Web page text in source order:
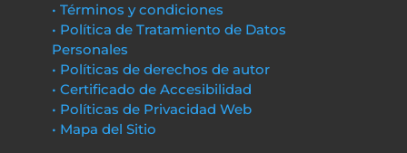
• Términos y condiciones
• Política de Tratamiento de Datos
Personales
• Políticas de derechos de autor
• Certificado de Accesibilidad
• Políticas de Privacidad Web
• Mapa del Sitio